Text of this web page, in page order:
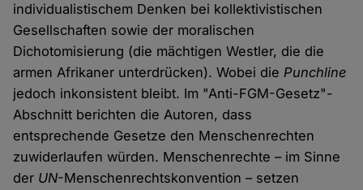
individualistischem Denken bei kollektivistischen
Gesellschaften sowie der moralischen
Dichotomisierung (die mächtigen Westler, die die
armen Afrikaner unterdrücken). Wobei diePunchline
jedoch inkonsistent bleibt. Im "Anti-FGM-Gesetz"-
Abschnitt berichten die Autoren, dass
entsprechende Gesetze den Menschenrechten
zuwiderlaufen würden. Menschenrechte – im Sinne
der UN-Menschenrechtskonvention – setzen